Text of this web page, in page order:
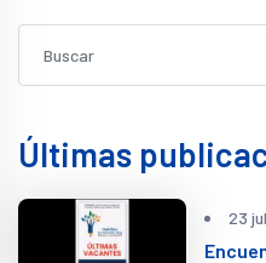
Últimas
23